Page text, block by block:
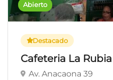
Abierto
Destacado
Cafeteria La Rubia
Av. Anacaona 39